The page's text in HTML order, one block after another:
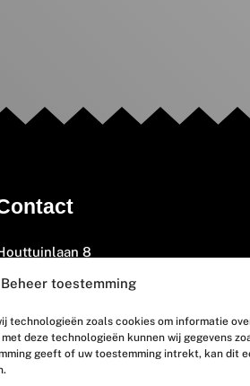
Beheer toestemming
technologieën zoals cookies om informatie
deze technologieën kunnen wij gegevens
geeft of uw toestemming intrekt, kan dit
8
GM Woerden
405 200
disclaimer en copyright